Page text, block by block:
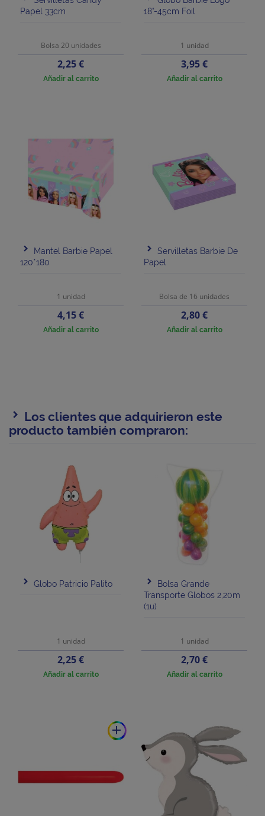
Papel 33cm
Bolsa 20 unidades
Precio
2,25 €
Añadir al carrito
18"-45cm Foil
1 unidad
Precio
3,95 €
Añadir al carrito
Mantel Barbie Papel
120*180
1 unidad
Precio
4,15 €
Añadir al carrito
Servilletas Barbie De
Papel
Bolsa de 16 unidades
Precio
2,80 €
Añadir al carrito
Los clientes que adquirieron este
producto también compraron:
Globo Patricio Palito
1 unidad
Precio
2,25 €
Añadir al carrito
Bolsa Grande
Transporte Globos 2,20m
(1u)
1 unidad
Precio
2,70 €
Añadir al carrito
add